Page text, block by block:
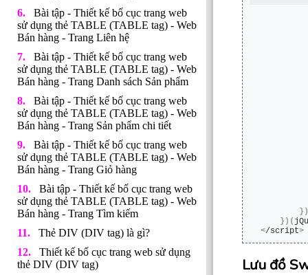
Bài tập - Thiết kế bố cục trang web
sử dụng thẻ TABLE (TABLE tag) - Web
Bán hàng - Trang Liên hệ
Bài tập - Thiết kế bố cục trang web
sử dụng thẻ TABLE (TABLE tag) - Web
Bán hàng - Trang Danh sách Sản phẩm
Bài tập - Thiết kế bố cục trang web
sử dụng thẻ TABLE (TABLE tag) - Web
Bán hàng - Trang Sản phẩm chi tiết
Bài tập - Thiết kế bố cục trang web
sử dụng thẻ TABLE (TABLE tag) - Web
Bán hàng - Trang Giỏ hàng
Bài tập - Thiết kế bố cục trang web
sử dụng thẻ TABLE (TABLE tag) - Web
Bán hàng - Trang Tìm kiếm
Thẻ DIV (DIV tag) là gì?
Thiết kế bố cục trang web sử dụng
thẻ DIV (DIV tag)
})
})(
</script>
Lưu đồ